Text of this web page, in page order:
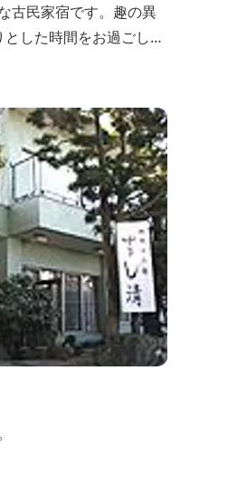
古民家宿です。趣の異
した時間をお過ごしく